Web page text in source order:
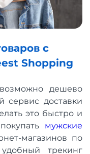
с
Shopping
дешево
сервис доставки
это быстро и
мужские
магазинов по
трекинг